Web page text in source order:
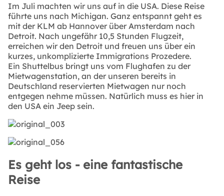
Im Juli machten wir uns auf in die USA. Diese Reise
führte uns nach Michigan. Ganz entspannt geht es
mit der KLM ab Hannover über Amsterdam nach
Detroit. Nach ungefähr 10,5 Stunden Flugzeit,
erreichen wir den Detroit und freuen uns über ein
kurzes, unkomplizierte Immigrations Prozedere.
Ein Shuttelbus bringt uns vom Flughafen zu der
Mietwagenstation, an der unseren bereits in
Deutschland reservierten Mietwagen nur noch
entgegen nehme müssen. Natürlich muss es hier in
den USA ein Jeep sein.
Es geht los - eine fantastische
Reise